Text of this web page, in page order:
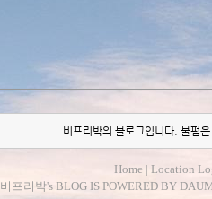
비프리박의 블로그입니다. 불펌은
Home | Location
비프리박's BLOG IS POWERED BY